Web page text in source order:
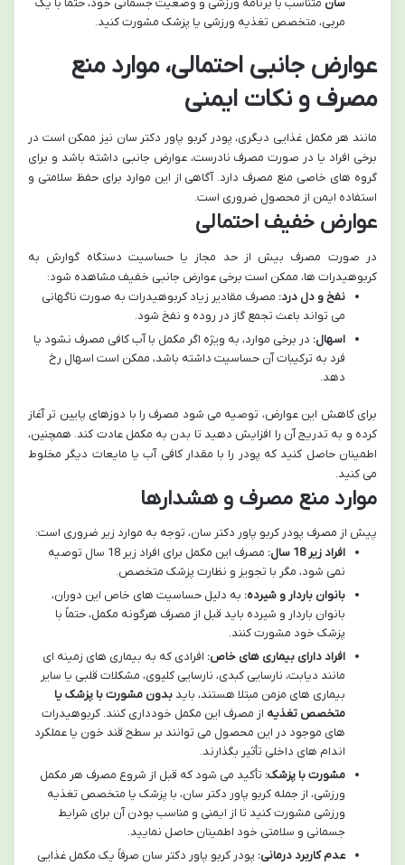
سان متناسب با برنامه ورزشی و وضعیت جسمانی خود، حتماً با یک
مربی، متخصص تغذیه ورزشی یا پزشک مشورت کنید.
عوارض جانبی احتمالی، موارد منع
مصرف و نکات ایمنی
مانند هر مکمل غذایی دیگری، پودر کربو پاور دکتر سان نیز ممکن است در
برخی افراد یا در صورت مصرف نادرست، عوارض جانبی داشته باشد و برای
گروه های خاصی منع مصرف دارد. آگاهی از این موارد برای حفظ سلامتی و
استفاده ایمن از محصول ضروری است.
عوارض خفیف احتمالی
در صورت مصرف بیش از حد مجاز یا حساسیت دستگاه گوارش به
کربوهیدرات ها، ممکن است برخی عوارض جانبی خفیف مشاهده شود:
نفخ و دل درد: مصرف مقادیر زیاد کربوهیدرات به صورت ناگهانی
می تواند باعث تجمع گاز در روده و نفخ شود.
اسهال: در برخی موارد، به ویژه اگر مکمل با آب کافی مصرف نشود یا
فرد به ترکیبات آن حساسیت داشته باشد، ممکن است اسهال رخ
دهد.
برای کاهش این عوارض، توصیه می شود مصرف را با دوزهای پایین تر آغاز
کرده و به تدریج آن را افزایش دهید تا بدن به مکمل عادت کند. همچنین،
اطمینان حاصل کنید که پودر را با مقدار کافی آب یا مایعات دیگر مخلوط
می کنید.
موارد منع مصرف و هشدارها
پیش از مصرف پودر کربو پاور دکتر سان، توجه به موارد زیر ضروری است:
افراد زیر 18 سال:
مصرف این مکمل برای افراد زیر 18 سال توصیه
نمی شود، مگر با تجویز و نظارت پزشک متخصص.
بانوان باردار و شیرده: به دلیل حساسیت های خاص این دوران،
بانوان باردار و شیرده باید قبل از مصرف هرگونه مکمل، حتماً با
پزشک خود مشورت کنند.
افراد دارای بیماری های خاص: افرادی که به بیماری های زمینه ای
مانند دیابت، نارسایی کبدی، نارسایی کلیوی، مشکلات قلبی یا سایر
بیماری های مزمن مبتلا هستند، بایدبدون مشورت با پزشک یا
متخصص تغذیه از مصرف این مکمل خودداری کنند. کربوهیدرات
های موجود در این محصول می توانند بر سطح قند خون یا عملکرد
اندام های داخلی تأثیر بگذارند.
مشورت با پزشک: تأکید می شود که قبل از شروع مصرف هر مکمل
ورزشی، از جمله کربو پاور دکتر سان، با پزشک یا متخصص تغذیه
ورزشی مشورت کنید تا از ایمنی و مناسب بودن آن برای شرایط
جسمانی و سلامتی خود اطمینان حاصل نمایید.
عدم کاربرد درمانی: پودر کربو پاور دکتر سان صرفاً یک مکمل غذایی